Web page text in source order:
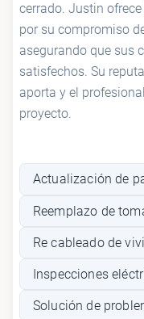
cerrado. Justin
por su compromiso
asegurando que sus
satisfechos. Su
aporta y el
proyecto.
Actualización de
Reemplazo de
Re cableado de
Inspecciones
Solución de